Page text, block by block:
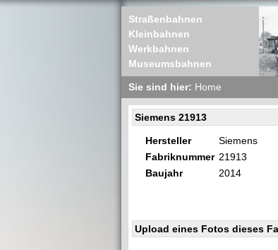
Straßenbahnen
Kleinbahnen
Werkbahnen
Museumsbahnen
Sie sind hier: Home
Siemens 21913
Hersteller Siemens
Fabriknummer 21913
Baujahr
2014
Upload eines Fotos dieses